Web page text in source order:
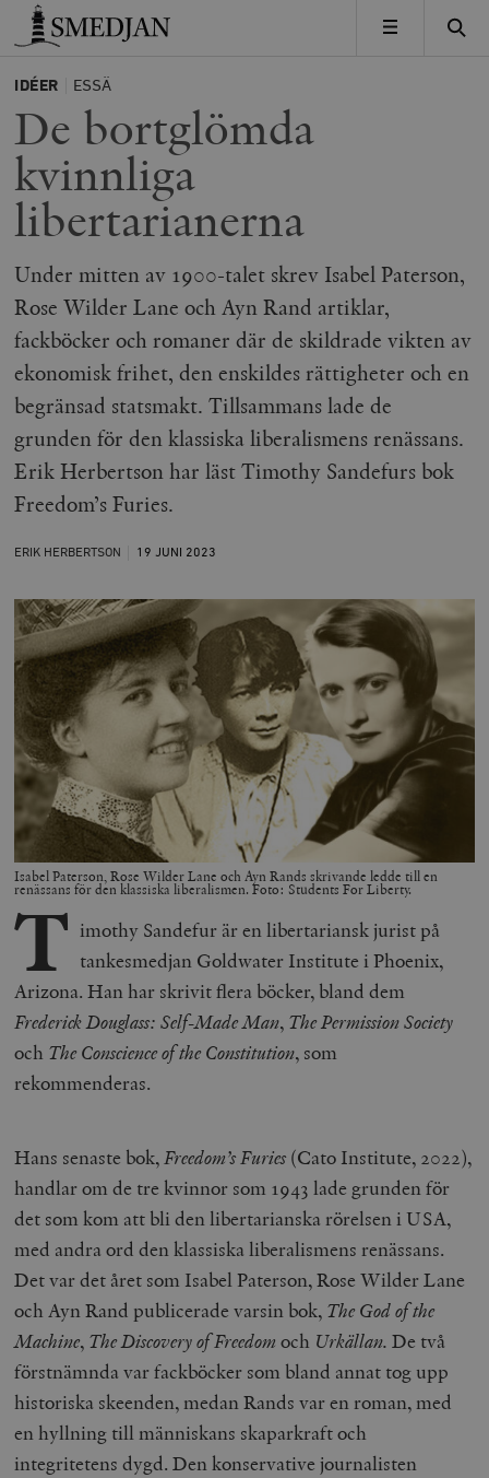
Timbro
MENY
IDÉER ESSÄ
De bortglömda
kvinnliga
libertarianerna
Under mitten av 1900-talet skrev Isabel Paterson,
Rose Wilder Lane och Ayn Rand artiklar,
fackböcker och romaner där de skildrade vikten av
ekonomisk frihet, den enskildes rättigheter och en
begränsad statsmakt. Tillsammans lade de
grunden för den klassiska liberalismens renässans.
Erik Herbertson har läst Timothy Sandefurs bok
Freedom’s Furies.
ERIK HERBERTSON 19 JUNI 2023
Isabel Paterson, Rose Wilder Lane och Ayn Rands skrivande ledde till en
renässans för den klassiska liberalismen. Foto: Students For Liberty.
T imothy Sandefur är en libertariansk jurist på
tankesmedjan Goldwater Institute i Phoenix,
Arizona. Han har skrivit flera böcker, bland dem
Frederick Douglass: Self-Made Man, The Permission Society
och The Conscience of the Constitution, som
rekommenderas.
Hans senaste bok,Freedom’s Furies (Cato Institute, 2022),
handlar om de tre kvinnor som 1943 lade grunden för
det som kom att bli den libertarianska rörelsen i USA,
med andra ord den klassiska liberalismens renässans.
Det var det året som Isabel Paterson, Rose Wilder Lane
och Ayn Rand publicerade varsin bok, The God of the
Machine, The Discovery of Freedom och Urkällan. De två
förstnämnda var fackböcker som bland annat tog upp
historiska skeenden, medan Rands var en roman, med
en hyllning till människans skaparkraft och
integritetens dygd. Den konservative journalisten